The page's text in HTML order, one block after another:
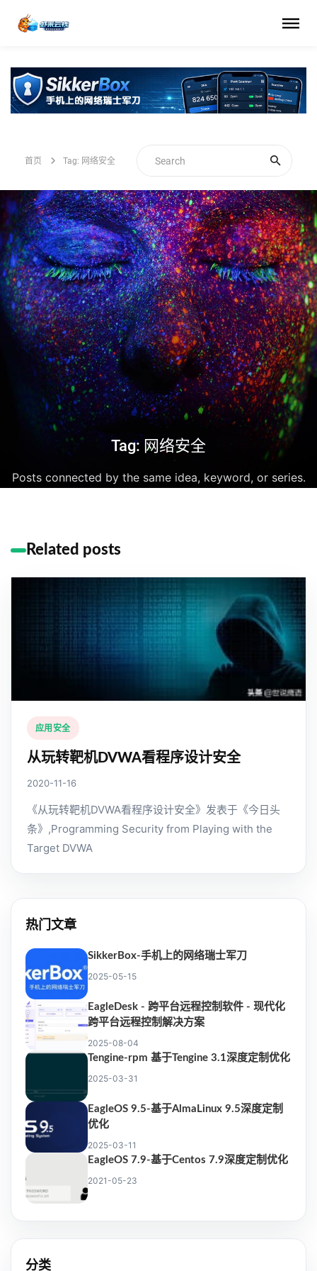
首页 Tag: 网络安全
Tag: 网络安全
Posts connected by the same idea, keyword, or series.
Related posts
应用安全
从玩转靶机DVWA看程序设计安全
2020-11-16
《从玩转靶机DVWA看程序设计安全》发表于《今日头
条》,Programming Security from Playing with the
Target DVWA
热门文章
SikkerBox-手机上的网络瑞士军刀
2025-05-15
EagleDesk - 跨平台远程控制软件 - 现代化
跨平台远程控制解决方案
2025-08-04
Tengine-rpm 基于Tengine 3.1深度定制优化
2025-03-31
EagleOS 9.5-基于AlmaLinux 9.5深度定制
优化
2025-03-11
EagleOS 7.9-基于Centos 7.9深度定制优化
2021-05-23
分类